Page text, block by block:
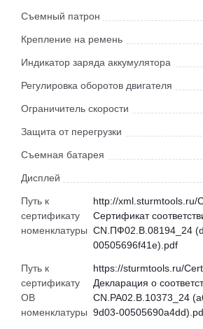
Съемный патрон
Крепление на ремень
Индикатор заряда аккумулятора
Регулировка оборотов двигателя
Ограничитель скорости
Защита от перегрузки
Съемная батарея
Дисплей
Путь к
сертификату
номенклатуры
http://xml.sturmtools.ru/
Сертификат
CN.ПФ02.В.08194_24
00505696f41e).pdf
Путь к
сертификату
ОВ
номенклатуры
https://sturmtools.ru/
Декларация о
CN.РА02.В.10373_24
9d03-